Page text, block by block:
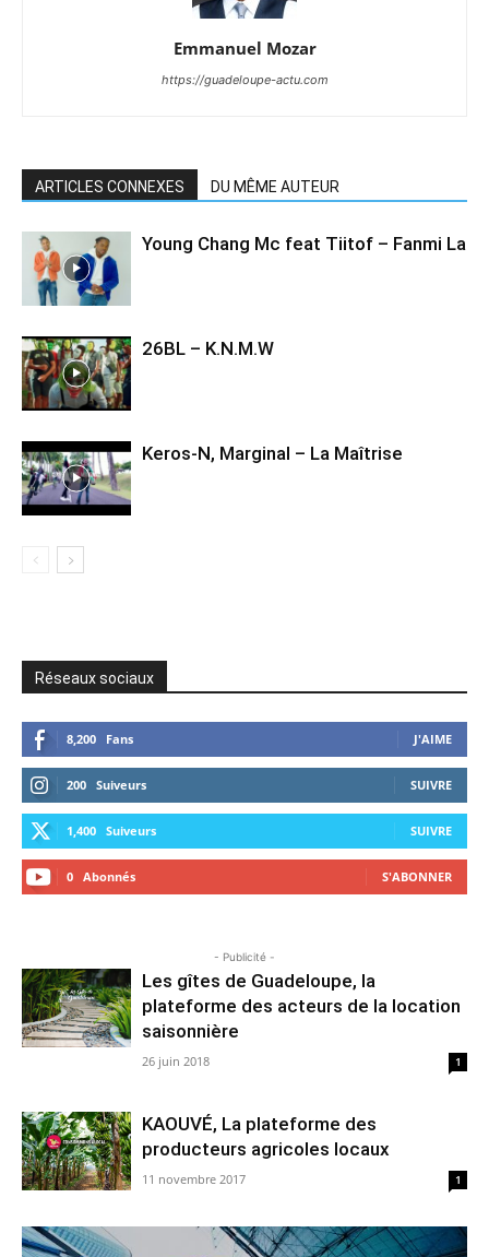
Emmanuel Mozar
https://guadeloupe-actu.com
ARTICLES CONNEXES DU MÊME AUTEUR
Young Chang Mc feat Tiitof – Fanmi La
26BL – K.N.M.W
Keros-N, Marginal – La Maîtrise
Réseaux sociaux
8,200 Fans J'AIME
200 Suiveurs SUIVRE
1,400 Suiveurs SUIVRE
0 Abonnés S'ABONNER
- Publicité -
Les gîtes de Guadeloupe, la
plateforme des acteurs de la location
saisonnière
26 juin 2018 1
KAOUVÉ, La plateforme des
producteurs agricoles locaux
11 novembre 2017 1